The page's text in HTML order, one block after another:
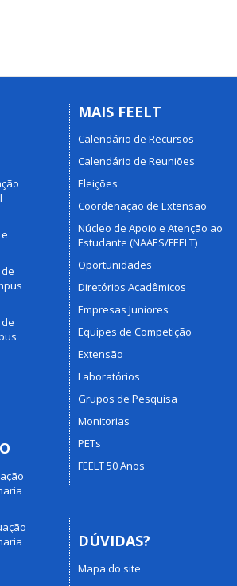
MAIS FEELT
Calendário de Recursos
Calendário de Reuniões
Eleições
Coordenação de Extensão
Núcleo de Apoio e Atenção ao
Estudante (NAAES/FEELT)
Oportunidades
Diretórios Acadêmicos
Empresas Juniores
Equipes de Competição
Extensão
Laboratórios
Grupos de Pesquisa
Monitorias
PETs
FEELT 50 Anos
DÚVIDAS?
Mapa do site